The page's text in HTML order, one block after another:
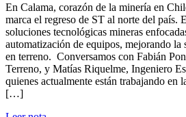
En Calama, corazón de la minería en
marca el regreso de ST al norte del país.
soluciones tecnológicas mineras
automatización de equipos, mejorando la
en terreno. Conversamos con Fabián
Terreno, y Matías Riquelme, Ingeniero
quienes actualmente están trabajando en
[…]